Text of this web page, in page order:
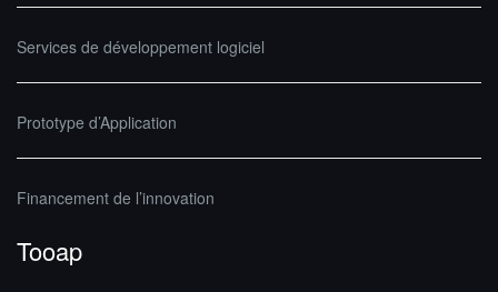
Services de développement logiciel
Prototype d’Application
Financement de l’innovation
Tooap